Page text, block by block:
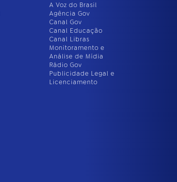
A Voz do Brasil
Agência Gov
Canal Gov
Canal Educação
Canal Libras
Monitoramento e
Análise de Mídia
Rádio Gov
Publicidade Legal e
Licenciamento